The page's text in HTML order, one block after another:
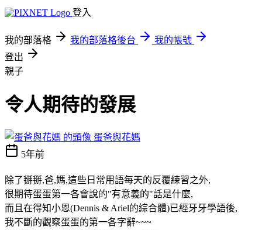
登入
我的部落格 我的部落格後台
我的帳號
登出
親子
令人期待的發展
蛋爸與花媽
5年前
除了掰掰,爸,媽,這些日常用語每天的反覆練習之外,
很期待蛋蛋第一各會說的"有意義的"話是什麼,
而且在得知小恩(Dennis & Ariel的綜合體)已經牙牙學語後,
我不斷的觀察蛋蛋的第一各字辭~~~